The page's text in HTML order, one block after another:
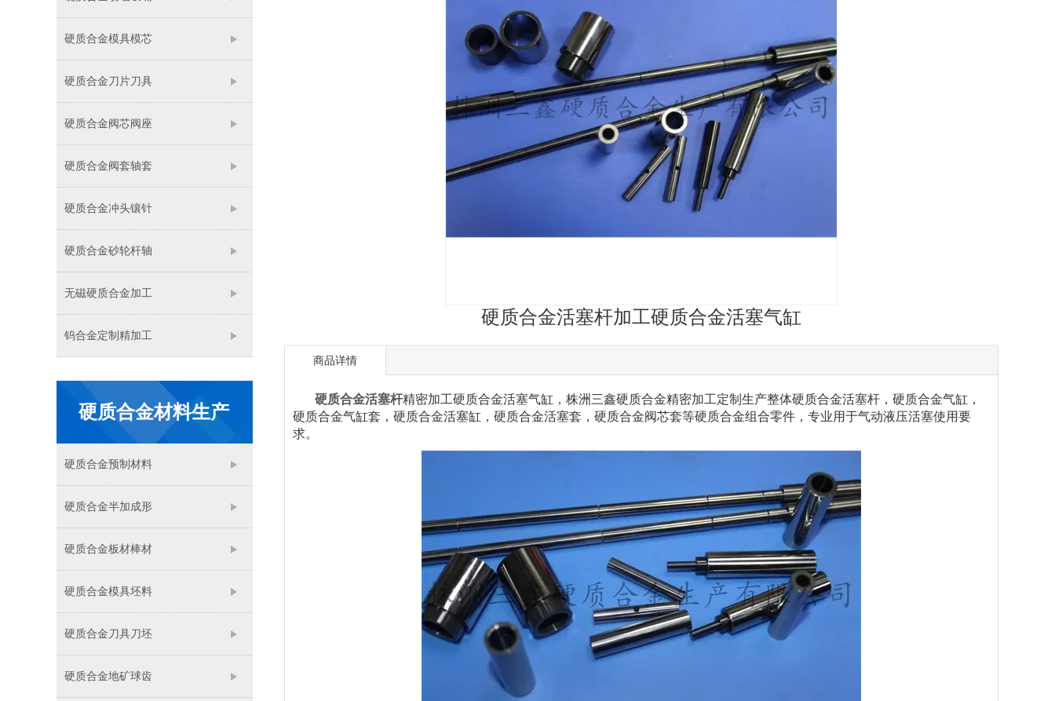
硬质合金模具模芯
硬质合金刀片刀具
硬质合金阀芯阀座
硬质合金阀套轴套
硬质合金冲头镶针
硬质合金砂轮杆轴
无磁硬质合金加工
钨合金定制精加工
硬质合金材料生产
硬质合金预制材料
硬质合金半加成形
硬质合金板材棒材
硬质合金模具坯料
硬质合金刀具刀坯
硬质合金地矿球齿
硬质合金活塞杆加工硬质合金活塞气缸
商品详情
硬质合金活塞杆精密加工硬质合金活塞气缸，株洲三鑫硬质合金精密加工定制生产整体硬质合金活塞杆，硬质合金气缸，
硬质合金气缸套，硬质合金活塞缸，硬质合金活塞套，硬质合金阀芯套等硬质合金组合零件，专业用于气动液压活塞使用要
求。